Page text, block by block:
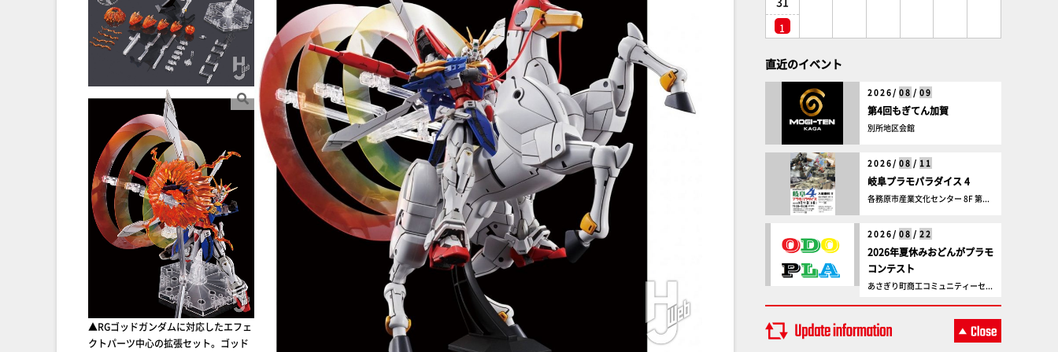
▲RGゴッドガンダムに対応したエフェ
クトパーツ中心の拡張セット。ゴッド
1
直近のイベント
2026/ 08 / 09
第4回もぎてん加賀
別所地区会館
2026/ 08 / 11
岐阜プラモパラダイス 4
各務原市産業文化センター 8F 第...
2026/ 08 / 22
2026年夏休みおどんがプラモ
コンテスト
あさぎり町商工コミュニティーセ...